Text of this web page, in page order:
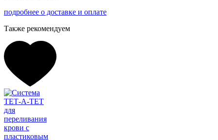
подробнее о доставке и оплате
Также рекомендуем